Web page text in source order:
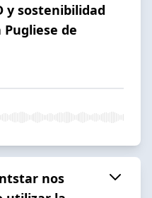
y sostenibilidad
de
nos